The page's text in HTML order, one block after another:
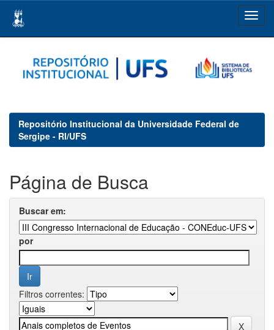
navigation
Repositório Institucional da Universidade Federal de
Sergipe - RI/UFS
Página de Busca
Buscar em:
por
Filtros correntes: